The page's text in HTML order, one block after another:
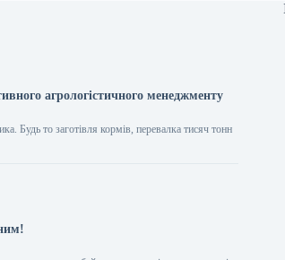
агрологістичного менеджменту
Будь то заготівля кормів, перевалка тисяч тонн